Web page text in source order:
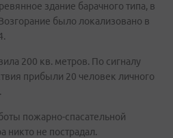
здание барачного типа, в
было локализовано в
200 кв. метров. По сигналу
прибыли 20 человек личного
пожарно-спасательной
никто не пострадал.